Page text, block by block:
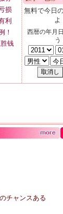
损
利
！
钱
無料で今日
よ
西暦の年月
う
チャンスある